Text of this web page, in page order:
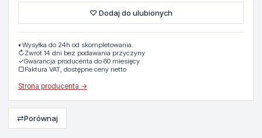
♡ Dodaj do ulubionych
◐ Wysyłka do 24h od skompletowania.
↻Zwrot 14 dni bez podawania przyczyny
✓Gwarancja producenta do 60 miesięcy
▢Faktura VAT, dostępne ceny netto
Strona producenta →
⇄Porównaj